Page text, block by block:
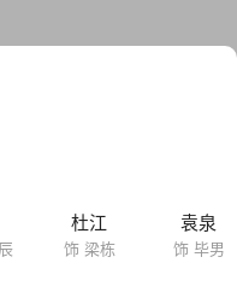
，他们临危不乱、果断应对、
杜江
饰 梁栋
袁泉
饰 毕男